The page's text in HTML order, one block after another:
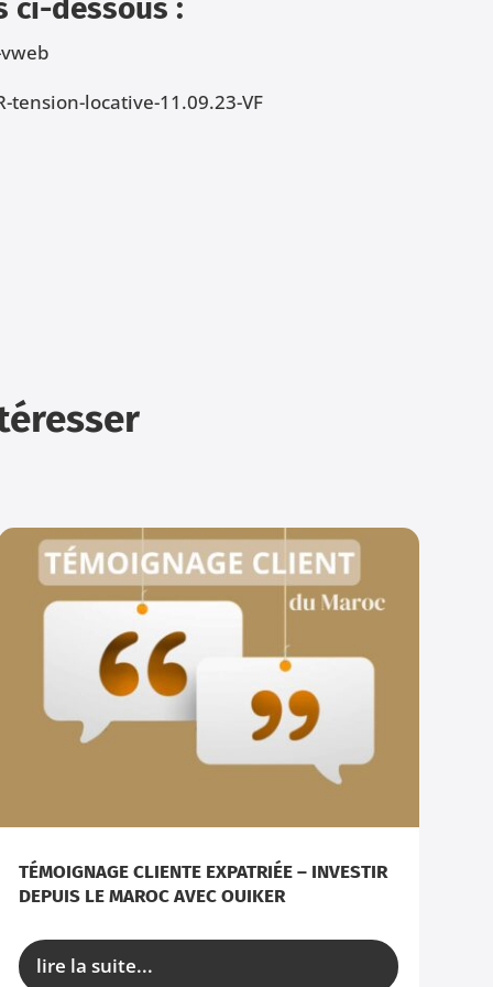
ci-dessous :
tension-locative-11.09.23-VF
TÉMOIGNAGE CLIENTE EXPATRIÉE – INVESTIR
DEPUIS LE MAROC AVEC OUIKER
lire la suite...